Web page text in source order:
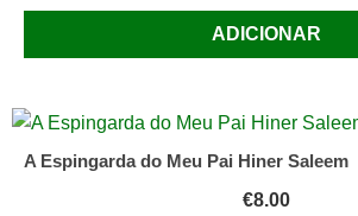
-
de
ADICIONAR
A Espingarda do Meu Pai Hiner Saleem
€8.00